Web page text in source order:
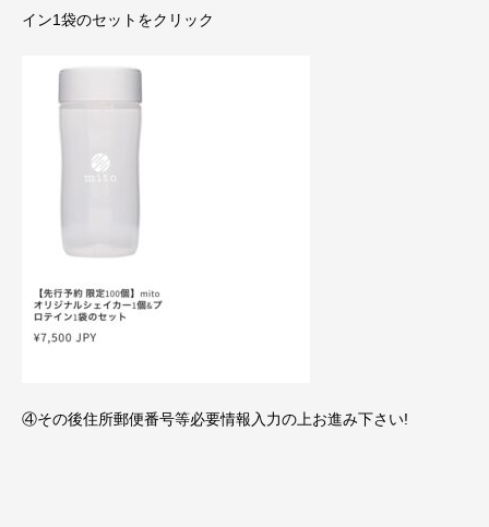
イン1袋のセットをクリック
④その後住所郵便番号等必要情報入力の上お進み下さい!